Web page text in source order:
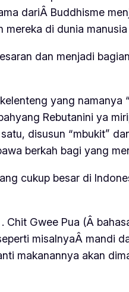
dariÂ Buddhisme
di dunia
dan menjadi
yang namanya “
Rebutanini ya
disusun “mbukit”
berkah bagi yang
cukup besar di
Chit Gwee Pua (Â
misalnyaÂ mandi
makanannya akan